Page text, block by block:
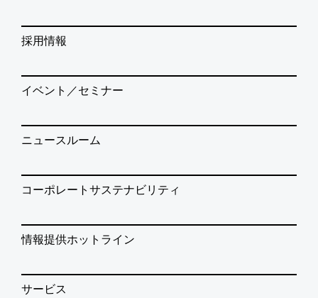
採用情報
イベント／セミナー
ニュースルーム
コーポレートサステナビリティ
情報提供ホットライン
サービス